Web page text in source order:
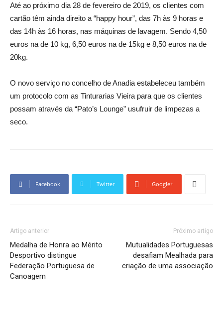
Até ao próximo dia 28 de fevereiro de 2019, os clientes com
cartão têm ainda direito a “happy hour”, das 7h às 9 horas e
das 14h às 16 horas, nas máquinas de lavagem. Sendo 4,50
euros na de 10 kg, 6,50 euros na de 15kg e 8,50 euros na de
20kg.
O novo serviço no concelho de Anadia estabeleceu também
um protocolo com as Tinturarias Vieira para que os clientes
possam através da “Pato’s Lounge” usufruir de limpezas a
seco.
Facebook Twitter Google+
Artigo anterior
Medalha de Honra ao Mérito
Desportivo distingue
Federação Portuguesa de
Canoagem
Próximo artigo
Mutualidades Portuguesas
desafiam Mealhada para
criação de uma associação